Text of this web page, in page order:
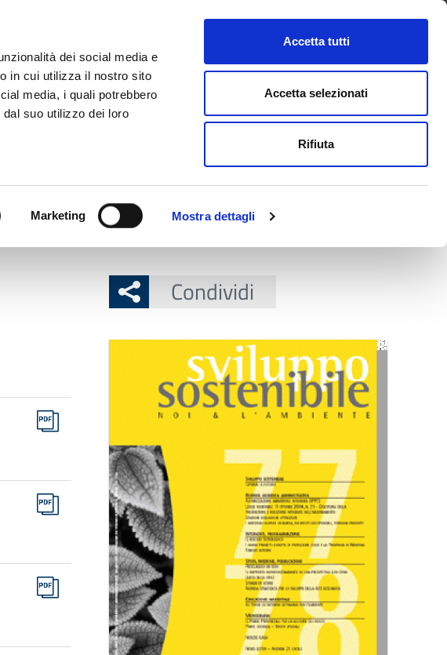
dei social media e
in cui utilizza il nostro sito
media, i quali potrebbero
suo utilizzo dei loro
Marketing Mostra dettagli
Accetta tutti
Accetta selezionati
Rifiuta
CONTATTI URP SERVIZI ONLINE
Seguici su FacebookTwitterInstagram
LinkedIn
cerca nel sito
Condividi